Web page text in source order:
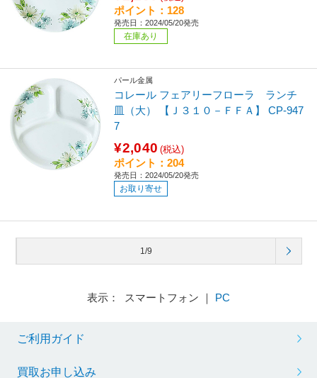
ポイント：128
発売日：2024/05/20発売
在庫あり
パール金属
コレール フェアリーフローラ ランチ
皿（大） 【Ｊ３１０－ＦＦＡ】 CP-947
7
¥2,040 (税込)
ポイント：204
発売日：2024/05/20発売
お取り寄せ
1/9
表示： スマートフォン ｜ PC
ご利用ガイド
買取お申し込み